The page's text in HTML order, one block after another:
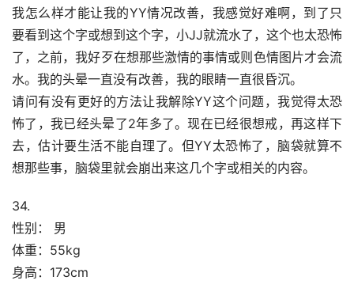
我怎么样才能让我的YY情况改善，我感觉好难啊，到了只
要看到这个字或想到这个字，小JJ就流水了，这个也太恐怖
了，之前，我好歹在想那些激情的事情或则色情图片才会流
水。我的头晕一直没有改善，我的眼睛一直很昏沉。
请问有没有更好的方法让我解除YY这个问题，我觉得太恐
怖了，我已经头晕了2年多了。现在已经很想戒，再这样下
去，估计要生活不能自理了。但YY太恐怖了，脑袋就算不
想那些事，脑袋里就会崩出来这几个字或相关的内容。
34.
性别： 男
体重：55kg
身高：173cm